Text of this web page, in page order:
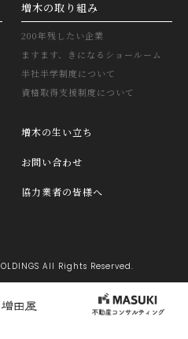
増木の取り組み
200年残したい企業
ますます、きになるショールーム
半社半学制度について
資格取得支援制度について
増木の生い立ち
お問い合わせ
協力業者の皆様へ
All Rights Reserved.